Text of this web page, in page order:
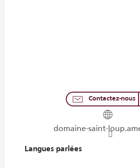
Contactez-nous
domaine-saint-
Langues parlées
Langues parlées